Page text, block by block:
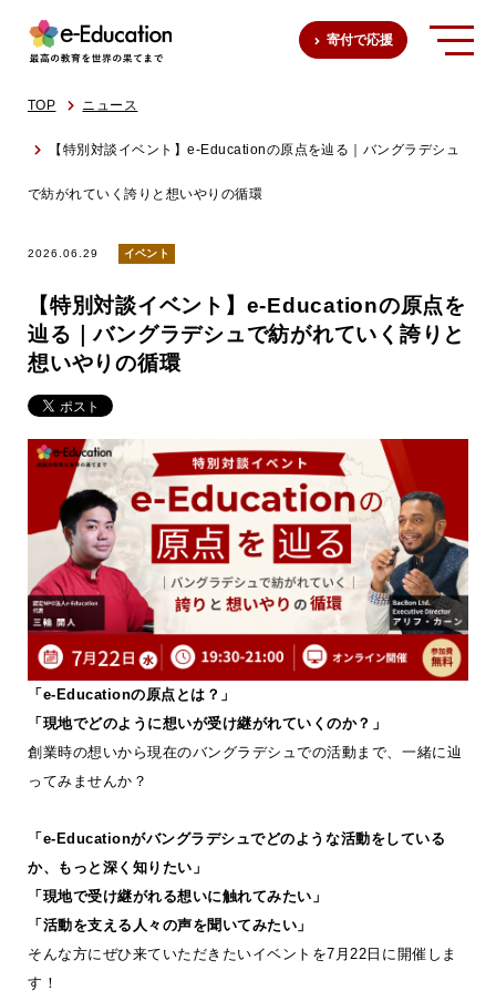
寄付で応援
TOP ニュース
【特別対談イベント】e-Educationの原点を辿る｜バングラデシュ
で紡がれていく誇りと想いやりの循環
2026.06.29 イベント
【特別対談イベント】e-Educationの原点を
辿る｜バングラデシュで紡がれていく誇りと
想いやりの循環
「e-Educationの原点とは？」
「現地でどのように想いが受け継がれていくのか？」
創業時の想いから現在のバングラデシュでの活動まで、一緒に辿
ってみませんか？
「e-Educationがバングラデシュでどのような活動をしている
か、もっと深く知りたい」
「現地で受け継がれる想いに触れてみたい」
「活動を支える人々の声を聞いてみたい」
そんな方にぜひ来ていただきたいイベントを7月22日に開催しま
す！